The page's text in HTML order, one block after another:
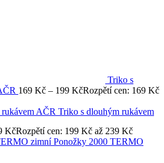
Triko s
169 Kč – 199 KčRozpětí cen: 169 Kč
Triko s dlouhým rukávem
KčRozpětí cen: 199 Kč až 239 Kč
Ponožky 2000 TERMO